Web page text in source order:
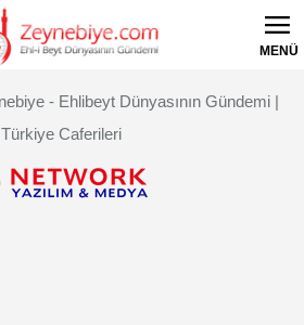
MENÜ
- Ehlibeyt Dünyasının Gündemi |
Türkiye Caferileri